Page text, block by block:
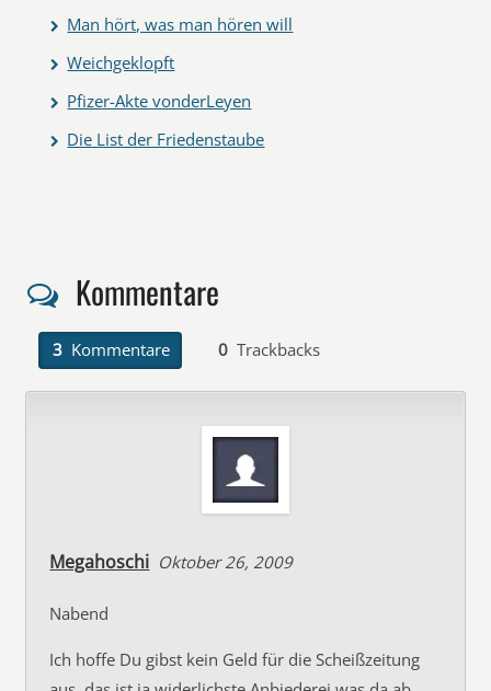
Man hört, was man hören will
Weichgeklopft
Pfizer-Akte vonderLeyen
Die List der Friedenstaube
Kommentare
3 Kommentare 0 Trackbacks
Megahoschi Oktober 26, 2009
Nabend
Ich hoffe Du gibst kein Geld für die Scheißzeitung